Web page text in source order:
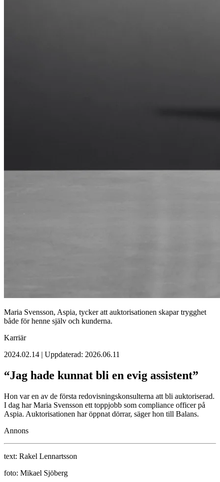
Maria Svensson, Aspia, tycker att auktorisationen skapar trygghet
både för henne själv och kunderna.
Karriär
2024.02.14 | Uppdaterad: 2026.06.11
“Jag hade kunnat bli en evig assistent”
Hon var en av de första redovisningskonsulterna att bli auktoriserad.
I dag har Maria Svensson ett toppjobb som compliance officer på
Aspia. Auktorisationen har öppnat dörrar, säger hon till Balans.
Annons
text: Rakel Lennartsson
foto: Mikael Sjöberg